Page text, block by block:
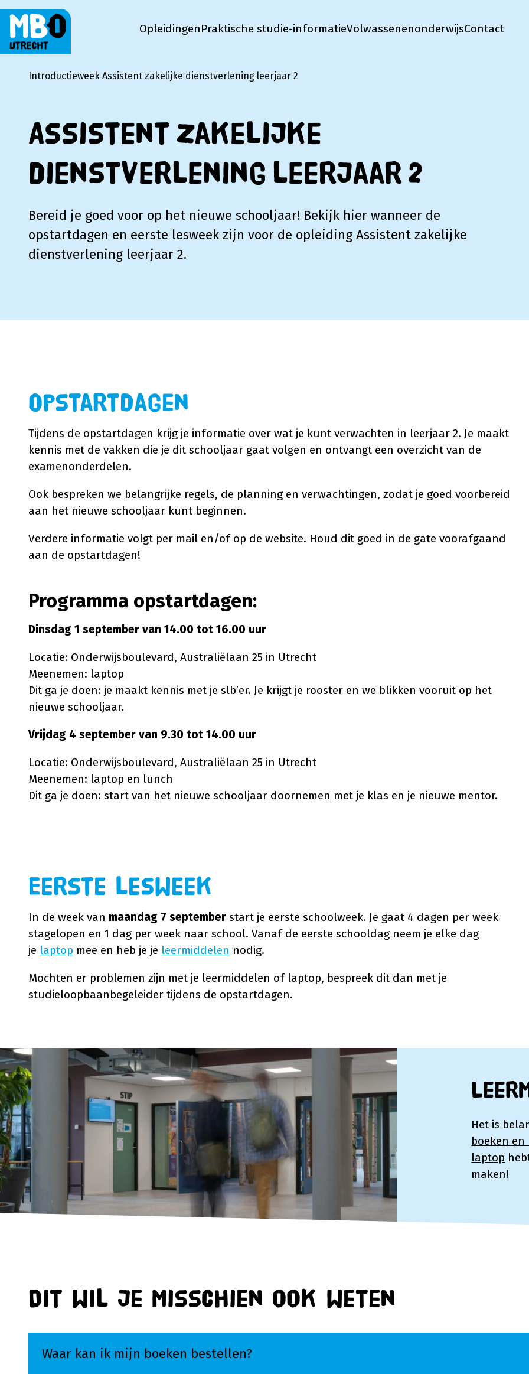
OpleidingenPraktische studie-informatieVolwassenenonderwijsContact
Introductieweek Assistent zakelijke dienstverlening leerjaar 2
Assistent zakelijke
dienstverlening leerjaar 2
Bereid je goed voor op het nieuwe schooljaar! Bekijk hier wanneer de
opstartdagen en eerste lesweek zijn voor de opleiding Assistent zakelijke
dienstverlening leerjaar 2.
Opstartdagen
Tijdens de opstartdagen krijg je informatie over wat je kunt verwachten in leerjaar 2. Je maakt
kennis met de vakken die je dit schooljaar gaat volgen en ontvangt een overzicht van de
examenonderdelen.
Ook bespreken we belangrijke regels, de planning en verwachtingen, zodat je goed voorbereid
aan het nieuwe schooljaar kunt beginnen.
Verdere informatie volgt per mail en/of op de website. Houd dit goed in de gate voorafgaand
aan de opstartdagen!
Programma opstartdagen:
Dinsdag 1 september van 14.00 tot 16.00 uur
Locatie: Onderwijsboulevard, Australiëlaan 25 in Utrecht
Meenemen: laptop
Dit ga je doen: je maakt kennis met je slb’er. Je krijgt je rooster en we blikken vooruit op het
nieuwe schooljaar.
Vrijdag 4 september van 9.30 tot 14.00 uur
Locatie: Onderwijsboulevard, Australiëlaan 25 in Utrecht
Meenemen: laptop en lunch
Dit ga je doen: start van het nieuwe schooljaar doornemen met je klas en je nieuwe mentor.
Eerste lesweek
In de week van maandag 7 septemberstart je eerste schoolweek. Je gaat 4 dagen per week
stagelopen en 1 dag per week naar school. Vanaf de eerste schooldag neem je elke dag
je laptop mee en heb je je leermiddelen nodig.
Mochten er problemen zijn met je leermiddelen of laptop, bespreek dit dan met je
studieloopbaanbegeleider tijdens de opstartdagen.
Het is
boeken
laptop
maken!
Dit wil je misschien ook weten
Waar kan ik mijn boeken bestellen?